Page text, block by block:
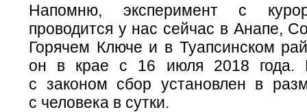
Напомню, эксперимент с
проводится у нас сейчас в Анапе,
Горячем Ключе и в Туапсинском
он в крае с 16 июля 2018 года. В
с законом сбор установлен в
с человека в сутки.